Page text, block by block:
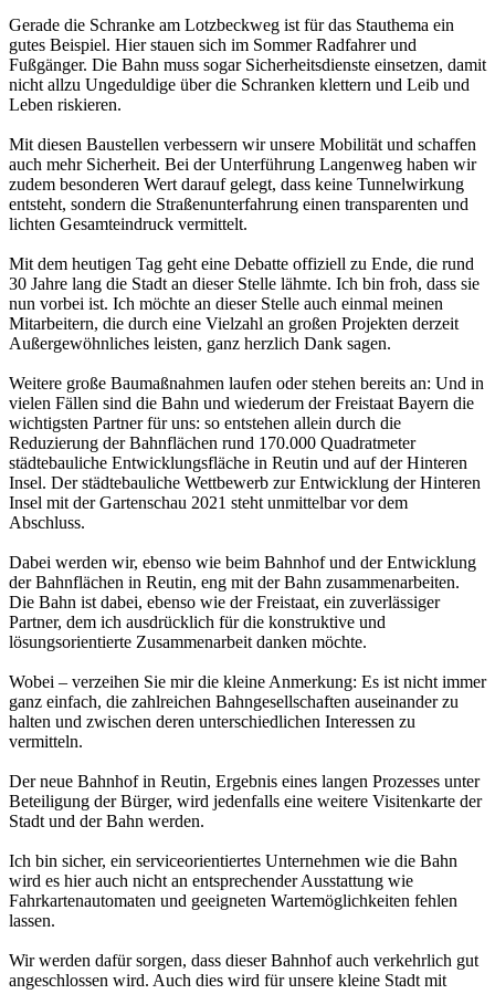
Gerade die Schranke am Lotzbeckweg ist für das Stauthema ein
gutes Beispiel. Hier stauen sich im Sommer Radfahrer und
Fußgänger. Die Bahn muss sogar Sicherheitsdienste einsetzen, damit
nicht allzu Ungeduldige über die Schranken klettern und Leib und
Leben riskieren.
Mit diesen Baustellen verbessern wir unsere Mobilität und schaffen
auch mehr Sicherheit. Bei der Unterführung Langenweg haben wir
zudem besonderen Wert darauf gelegt, dass keine Tunnelwirkung
entsteht, sondern die Straßenunterfahrung einen transparenten und
lichten Gesamteindruck vermittelt.
Mit dem heutigen Tag geht eine Debatte offiziell zu Ende, die rund
30 Jahre lang die Stadt an dieser Stelle lähmte. Ich bin froh, dass sie
nun vorbei ist. Ich möchte an dieser Stelle auch einmal meinen
Mitarbeitern, die durch eine Vielzahl an großen Projekten derzeit
Außergewöhnliches leisten, ganz herzlich Dank sagen.
Weitere große Baumaßnahmen laufen oder stehen bereits an: Und in
vielen Fällen sind die Bahn und wiederum der Freistaat Bayern die
wichtigsten Partner für uns: so entstehen allein durch die
Reduzierung der Bahnflächen rund 170.000 Quadratmeter
städtebauliche Entwicklungsfläche in Reutin und auf der Hinteren
Insel. Der städtebauliche Wettbewerb zur Entwicklung der Hinteren
Insel mit der Gartenschau 2021 steht unmittelbar vor dem
Abschluss.
Dabei werden wir, ebenso wie beim Bahnhof und der Entwicklung
der Bahnflächen in Reutin, eng mit der Bahn zusammenarbeiten.
Die Bahn ist dabei, ebenso wie der Freistaat, ein zuverlässiger
Partner, dem ich ausdrücklich für die konstruktive und
lösungsorientierte Zusammenarbeit danken möchte.
Wobei – verzeihen Sie mir die kleine Anmerkung: Es ist nicht immer
ganz einfach, die zahlreichen Bahngesellschaften auseinander zu
halten und zwischen deren unterschiedlichen Interessen zu
vermitteln.
Der neue Bahnhof in Reutin, Ergebnis eines langen Prozesses unter
Beteiligung der Bürger, wird jedenfalls eine weitere Visitenkarte der
Stadt und der Bahn werden.
Ich bin sicher, ein serviceorientiertes Unternehmen wie die Bahn
wird es hier auch nicht an entsprechender Ausstattung wie
Fahrkartenautomaten und geeigneten Wartemöglichkeiten fehlen
lassen.
Wir werden dafür sorgen, dass dieser Bahnhof auch verkehrlich gut
angeschlossen wird. Auch dies wird für unsere kleine Stadt mit